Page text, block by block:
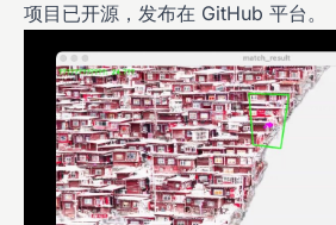
项目已开源，发布在 GitHub 平台。